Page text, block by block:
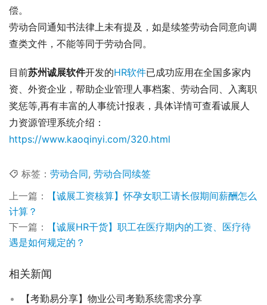
偿。
劳动合同通知书法律上未有提及，如是续签劳动合同意向调
查类文件，不能等同于劳动合同。
目前苏州诚展软件开发的HR软件已成功应用在全国多家内
资、外资企业，帮助企业管理人事档案、劳动合同、入离职
奖惩等,再有丰富的人事统计报表，具体详情可查看诚展人
力资源管理系统介绍：
https://www.kaoqinyi.com/320.html
标签： 劳动合同, 劳动合同续签
上一篇：
【诚展工资核算】怀孕女职工请长假期间薪酬怎么
计算？
下一篇：
【诚展HR干货】职工在医疗期内的工资、医疗待
遇是如何规定的？
相关新闻
【考勤易分享】物业公司考勤系统需求分享